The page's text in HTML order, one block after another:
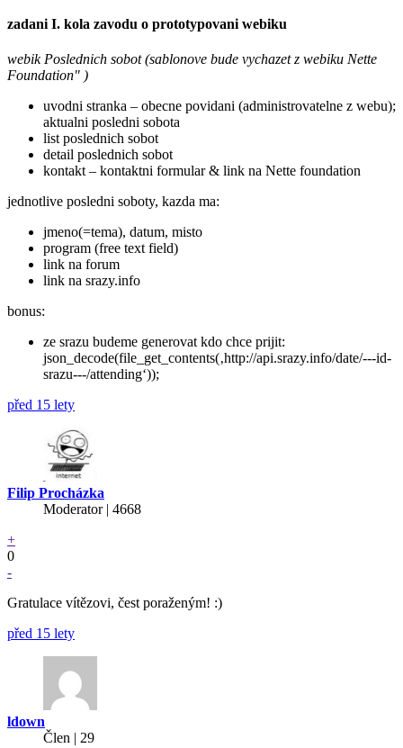
zadani I. kola zavodu o prototypovani webiku
webik Poslednich sobot (sablonove bude vychazet z webiku Nette
Foundation" )
uvodni stranka – obecne povidani (administrovatelne z webu);
aktualni posledni sobota
list poslednich sobot
detail poslednich sobot
kontakt – kontaktni formular & link na Nette foundation
jednotlive posledni soboty, kazda ma:
jmeno(=tema), datum, misto
program (free text field)
link na forum
link na srazy.info
bonus:
ze srazu budeme generovat kdo chce prijit:
json_decode(file_get_contents(‚http://api.srazy.info/date/---id-
srazu---/attending‘));
před 15 lety
Filip Procházka
Moderator | 4668
+
0
-
Gratulace vítězovi, čest poraženým! :)
před 15 lety
ldown
Člen | 29